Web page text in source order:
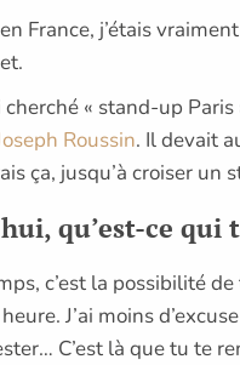
France, j’étais
cherché « stand-up
Roussin. Il devait
ça, jusqu’à croiser
qu’est-ce
c’est la possibilité
J’ai moins
C’est là que tu te